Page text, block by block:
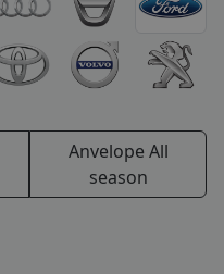
Anvelope All
season